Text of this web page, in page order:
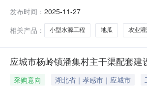
出的申请符合法定条件。结合市
正常水位3.0m，蓄水深度0.5至2.
发布时间： 2025-11-27
相关产品：
小型水源工程 地瓜 农业
应城市杨岭镇潘集村主干渠配套建
采购意向 湖北省｜孝感市｜应城市